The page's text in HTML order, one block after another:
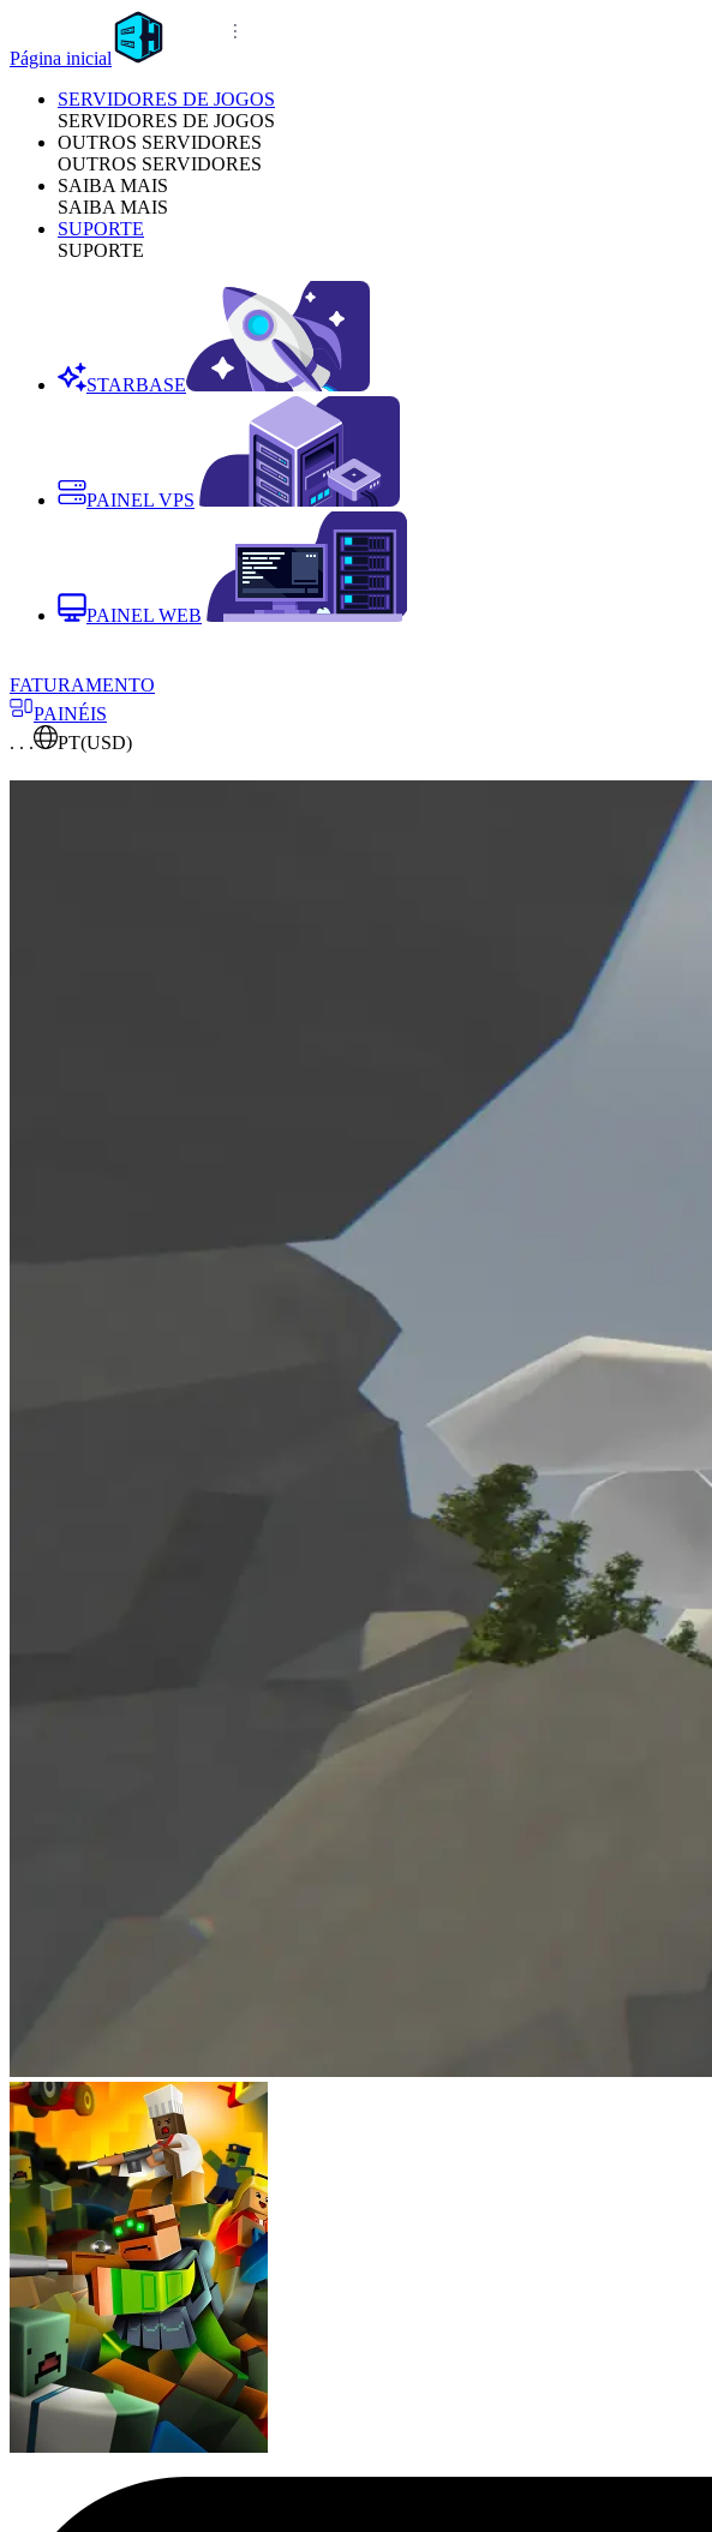
Página inicial
SERVIDORES DE JOGOS
SERVIDORES DE JOGOS
OUTROS SERVIDORES
OUTROS SERVIDORES
SAIBA MAIS
SAIBA MAIS
SUPORTE
SUPORTE
STARBASE
PAINEL VPS
PAINEL WEB
FATURAMENTO
PAINÉIS
. . .
PT(USD)